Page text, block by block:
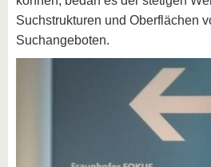
Suchstrukturen und Oberflächen
Suchangeboten.